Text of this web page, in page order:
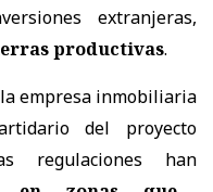
extranjeras,
productivas.
empresa inmobiliaria
del proyecto
regulaciones han